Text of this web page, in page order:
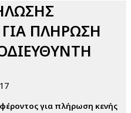
ΠΛΗΡΩΣΗ
για πλήρωση κενής